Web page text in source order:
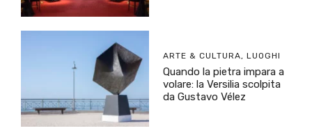
ARTE & CULTURA, LUOGHI
Quando la pietra impara a
volare: la Versilia scolpita
da Gustavo Vélez